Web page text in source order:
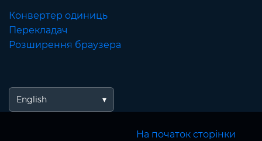
Конвертер одиниць
Перекладач
Розширення браузера
English
На початок сторінки